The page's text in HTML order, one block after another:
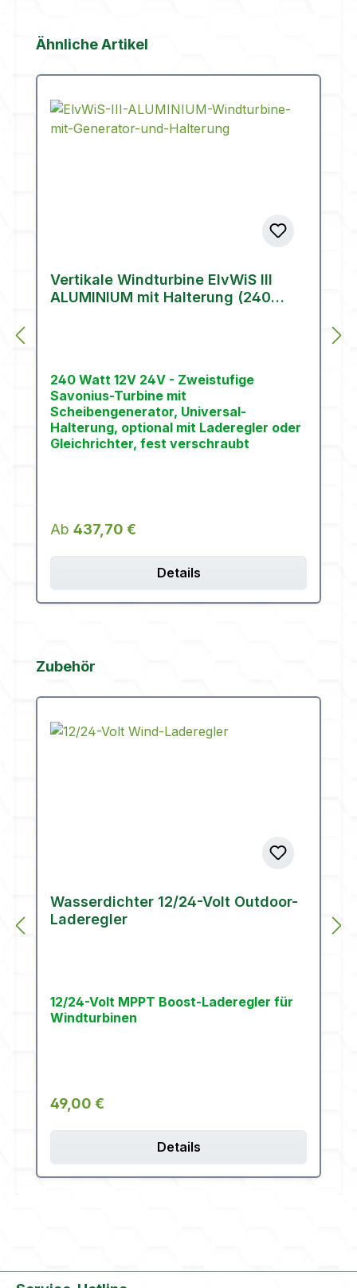
Produktgalerie überspringen
Ähnliche Artikel
Vertikale Windturbine ElvWiS III
ALUMINIUM mit Halterung (240
240 Watt 12V 24V - Zweistufige
Savonius-Turbine mit
Scheibengenerator, Universal-
Halterung, optional mit Laderegler oder
Gleichrichter, fest verschraubt
Regulärer Preis:
Ab 437,70 €
Details
Produktgalerie überspringen
Zubehör
Wasserdichter 12/24-Volt Outdoor-
Laderegler
12/24-Volt MPPT Boost-Laderegler für
Windturbinen
Regulärer Preis:
49,00 €
Details